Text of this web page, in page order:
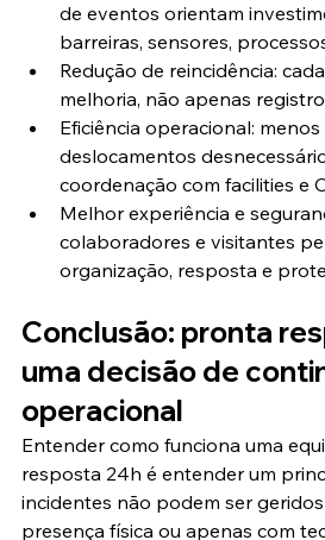
de eventos orientam
barreiras, sensores,
Redução de reincidência:
melhoria, não apenas
Eficiência operacional:
deslocamentos
coordenação com facilities e
Melhor experiência e
colaboradores e visitantes
organização, resposta e
Conclusão: pronta
uma decisão de
operacional
Entender como funciona uma
resposta 24h é entender um
incidentes não podem ser
presença física ou apenas com